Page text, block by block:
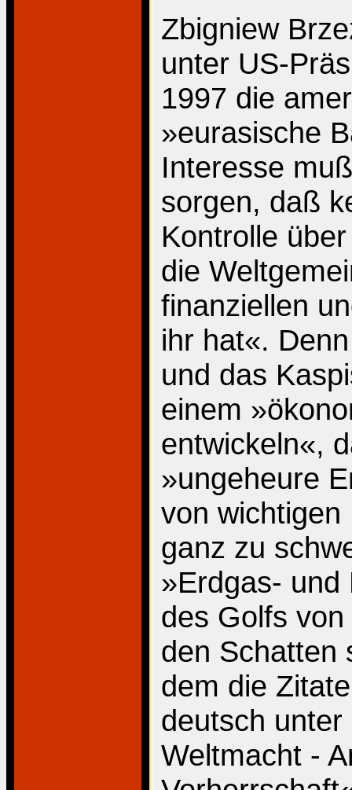
Zbigniew
unter US-
1997 die
»eurasische
Interesse
sorgen, daß
Kontrolle
die
finanziellen
ihr hat«.
und das
einem
entwickeln«,
»ungeheure
von wichtigen
ganz zu
»Erdgas- und
des Golfs
den Schatten
dem die
deutsch
Weltmacht -